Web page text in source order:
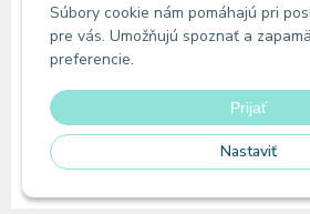
Súbory cookie nám pomáhajú pri
pre vás. Umožňujú spoznať a
preferencie.
Prijať
Nastaviť
Zákaznícke
Predajne
© 2026 MIRAoffice | Online papiernictvo •